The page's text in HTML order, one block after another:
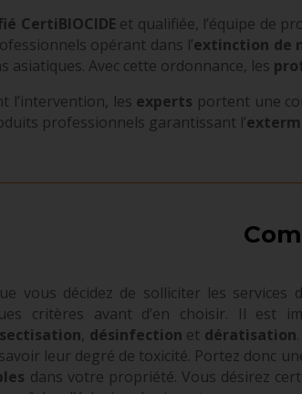
CertiBIOCIDE et qualifiée, l’équipe de
opérant dans l’extinction de
asiatiques. Avec cette ordonnance, les
l’intervention, les experts portent une
professionnels garantissant l’
vous décidez de solliciter les services
critères avant d’en choisir. Il est
, désinfection et dératisation
leur degré de toxicité. Portez donc
dans votre propriété. Vous désirez